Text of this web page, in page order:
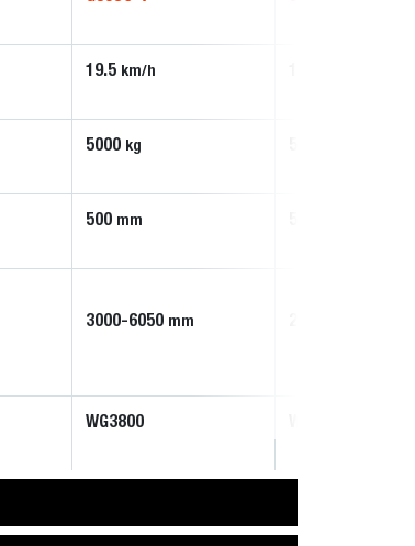
19.5 km/h
5000 kg
500 mm
3000-6050 mm
WG3800